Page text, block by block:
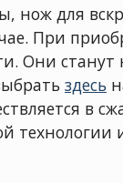
нож для
При
Они
здесь
в
технологии